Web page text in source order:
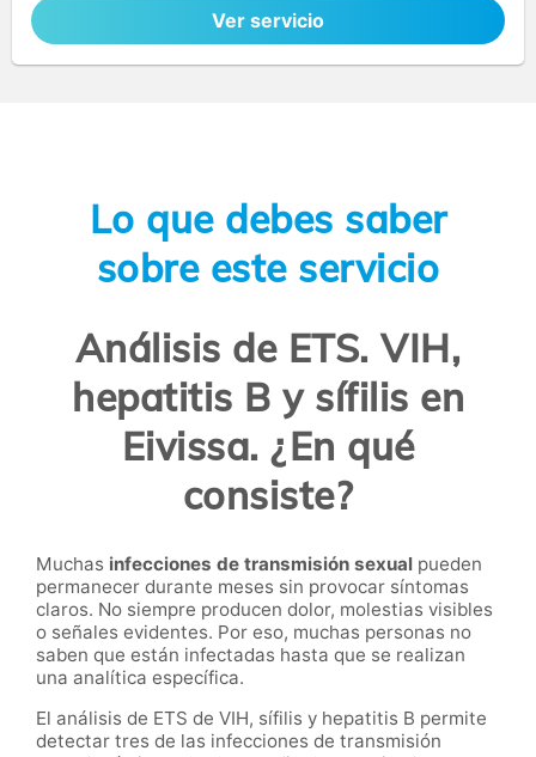
Ver servicio
Lo que debes saber
sobre este servicio
Análisis de ETS. VIH,
hepatitis B y sífilis en
Eivissa. ¿En qué
consiste?
Muchas infecciones de transmisión sexual pueden
permanecer durante meses sin provocar síntomas
claros. No siempre producen dolor, molestias visibles
o señales evidentes. Por eso, muchas personas no
saben que están infectadas hasta que se realizan
una analítica específica.
El análisis de ETS de VIH, sífilis y hepatitis B permite
detectar tres de las infecciones de transmisión